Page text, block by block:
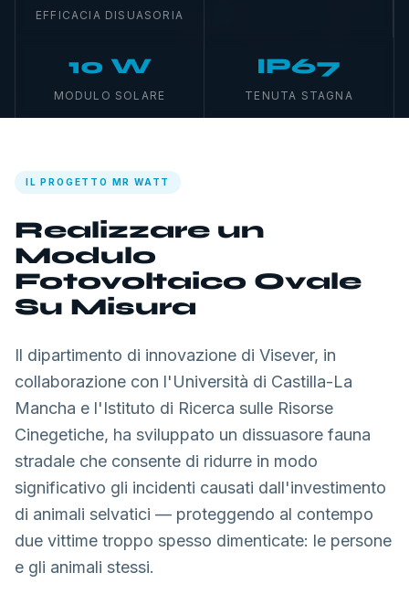
EFFICACIA DISUASORIA
10 W
MODULO SOLARE
IP67
TENUTA STAGNA
IL PROGETTO MR WATT
Realizzare un
Modulo
Fotovoltaico Ovale
Su Misura
Il dipartimento di innovazione di Visever, in
collaborazione con l'Università di Castilla-La
Mancha e l'Istituto di Ricerca sulle Risorse
Cinegetiche, ha sviluppato un dissuasore fauna
stradale che consente di ridurre in modo
significativo gli incidenti causati dall'investimento
di animali selvatici — proteggendo al contempo
due vittime troppo spesso dimenticate: le persone
e gli animali stessi.